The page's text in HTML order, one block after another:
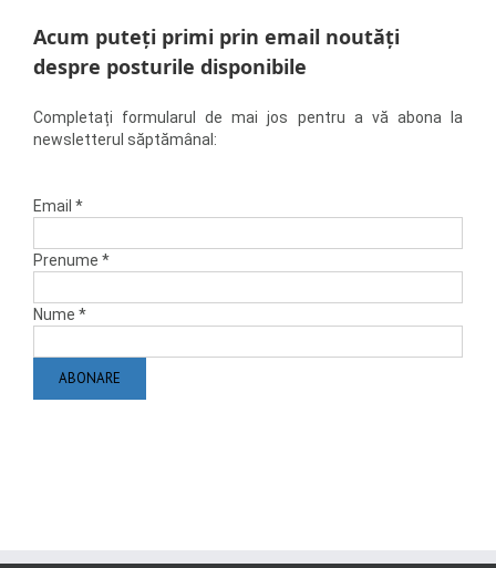
Acum puteți primi prin email noutăți
despre posturile disponibile
Completați formularul de mai jos pentru a vă abona la
newsletterul săptămânal:
Email *
Prenume *
Nume *